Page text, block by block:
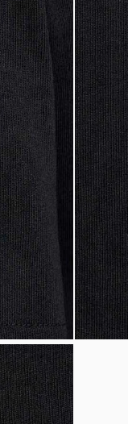
Para ter